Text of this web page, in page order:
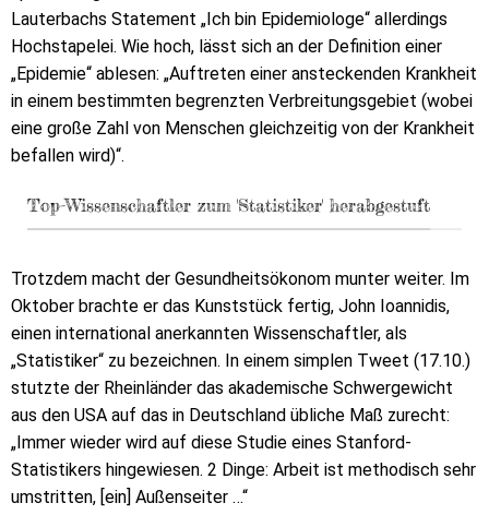
Lauterbachs Statement „Ich bin Epidemiologe“ allerdings
Hochstapelei. Wie hoch, lässt sich an der Definition einer
„Epidemie“ ablesen: „Auftreten einer ansteckenden Krankheit
in einem bestimmten begrenzten Verbreitungsgebiet (wobei
eine große Zahl von Menschen gleichzeitig von der Krankheit
befallen wird)“.
Top-Wissenschaftler zum 'Statistiker' herabgestuft
Trotzdem macht der Gesundheitsökonom munter weiter. Im
Oktober brachte er das Kunststück fertig, John Ioannidis,
einen international anerkannten Wissenschaftler, als
„Statistiker“ zu bezeichnen. In einem simplen Tweet (17.10.)
stutzte der Rheinländer das akademische Schwergewicht
aus den USA auf das in Deutschland übliche Maß zurecht:
„Immer wieder wird auf diese Studie eines Stanford-
Statistikers hingewiesen. 2 Dinge: Arbeit ist methodisch sehr
umstritten, [ein] Außenseiter …“